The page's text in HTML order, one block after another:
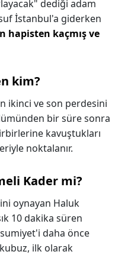
dediği adam
İstanbul'a giderken
hapisten kaçmış ve
kim?
ikinci ve son perdesini
bir süre sonra
kavuştukları
noktalanır.
Kader mi?
oynayan Haluk
10 dakika süren
daha önce
ilk olarak